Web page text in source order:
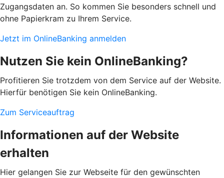
Zugangsdaten an. So kommen Sie besonders schnell und
ohne Papierkram zu Ihrem Service.
Jetzt im OnlineBanking anmelden
Nutzen Sie kein OnlineBanking?
Profitieren Sie trotzdem von dem Service auf der Website.
Hierfür benötigen Sie kein OnlineBanking.
Zum Serviceauftrag
Informationen auf der Website
erhalten
Hier gelangen Sie zur Webseite für den gewünschten